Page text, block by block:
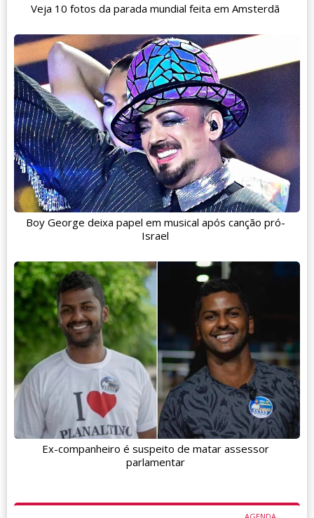
Veja 10 fotos da parada mundial feita em Amsterdã
Boy George deixa papel em musical após canção pró-
Israel
Ex-companheiro é suspeito de matar assessor
parlamentar